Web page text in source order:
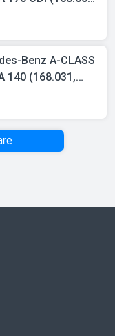
Benz A-CLASS
140 (168.031,